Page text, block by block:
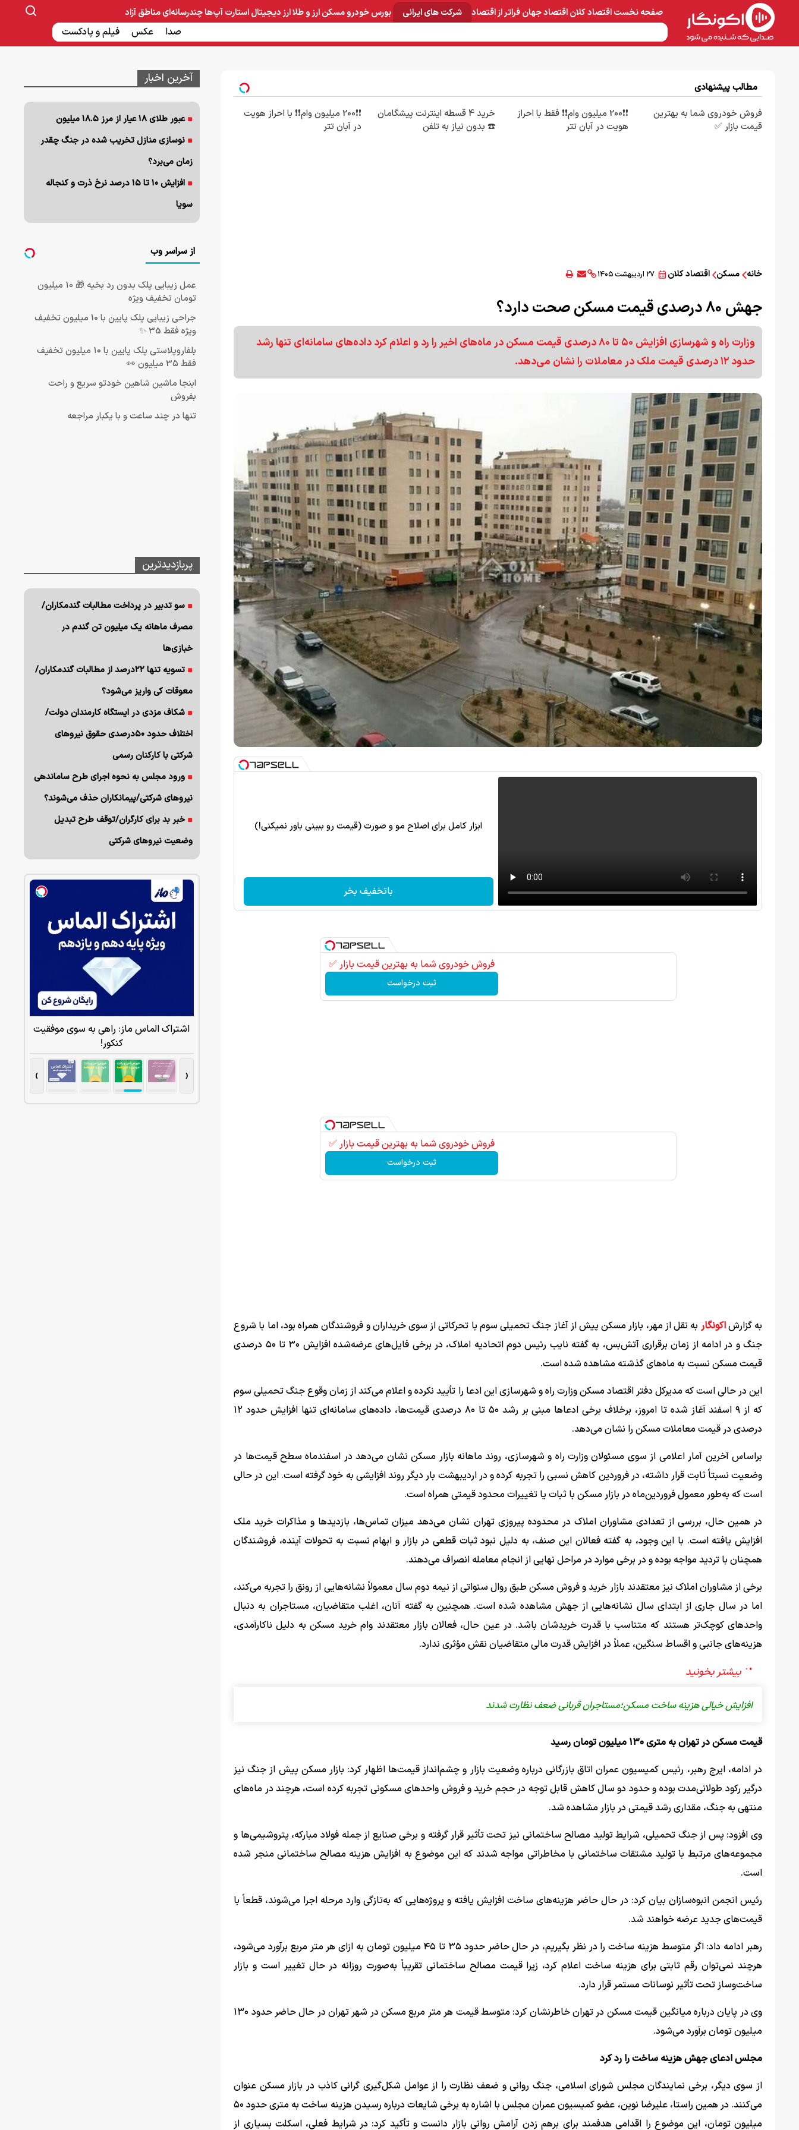
صفحه نخستاقتصاد کلاناقتصاد جهانفراتر از اقتصاد شرکت های ایرانی
صنایع غذایی و دارویی ساخت و ساز بانک و بیمه
بورسخودرومسکنارز و طلاارز دیجیتالاستارت آپ‌هاچندرسانه‌ای
صدا عکس فیلم و پادکست
مناطق آزاد
مطالب پیشنهادی
فروش خودروی شما به بهترین
قیمت بازار ✅
❗❗200 میلیون وام❗❗ فقط با احراز
هویت در آبان تتر
خرید 4 قسطه اینترنت پیشگامان
☎️ بدون نیاز به تلفن
❗❗200 میلیون وام❗❗ با احراز هویت
در آبان تتر
خانه مسکن اقتصاد کلان ۲۷ اردیبهشت ۱۴۰۵
جهش ۸۰ درصدی قیمت مسکن صحت دارد؟
وزارت راه و شهرسازی افزایش ۵۰ تا ۸۰ درصدی قیمت مسکن در ماه‌های اخیر را رد و اعلام کرد داده‌های سامانه‌ای تنها رشد
حدود ۱۲ درصدی قیمت ملک در معاملات را نشان می‌دهد.
ابزار کامل برای اصلاح مو و صورت (قیمت رو ببینی باور نمیکنی!)
باتخفیف بخر
فروش خودروی شما به بهترین قیمت بازار ✅
ثبت درخواست
فروش خودروی شما به بهترین قیمت بازار ✅
ثبت درخواست
به گزارشاکونگار به نقل از مهر، بازار مسکن پیش از آغاز جنگ تحمیلی سوم با تحرکاتی از سوی خریداران و فروشندگان همراه بود، اما با شروع
جنگ و در ادامه از زمان برقراری آتش‌بس، به گفته نایب رئیس دوم اتحادیه املاک، در برخی فایل‌های عرضه‌شده افزایش ۳۰ تا ۵۰ درصدی
قیمت مسکن نسبت به ماه‌های گذشته مشاهده شده است.
این در حالی است که مدیرکل دفتر اقتصاد مسکن وزارت راه و شهرسازی این ادعا را تأیید نکرده و اعلام می‌کند از زمان وقوع جنگ تحمیلی سوم
که از ۹ اسفند آغاز شده تا امروز، برخلاف برخی ادعاها مبنی بر رشد ۵۰ تا ۸۰ درصدی قیمت‌ها، داده‌های سامانه‌ای تنها افزایش حدود ۱۲
درصدی در قیمت معاملات مسکن را نشان می‌دهد.
براساس آخرین آمار اعلامی از سوی مسئولان وزارت راه و شهرسازی، روند ماهانه بازار مسکن نشان می‌دهد در اسفندماه سطح قیمت‌ها در
وضعیت نسبتاً ثابت قرار داشته، در فروردین کاهش نسبی را تجربه کرده و در اردیبهشت بار دیگر روند افزایشی به خود گرفته است. این در حالی
است که به‌طور معمول فروردین‌ماه در بازار مسکن با ثبات یا تغییرات محدود قیمتی همراه است.
در همین حال، بررسی از تعدادی مشاوران املاک در محدوده پیروزی تهران نشان می‌دهد میزان تماس‌ها، بازدیدها و مذاکرات خرید ملک
افزایش یافته است. با این وجود، به گفته فعالان این صنف، به دلیل نبود ثبات قطعی در بازار و ابهام نسبت به تحولات آینده، فروشندگان
همچنان با تردید مواجه بوده و در برخی موارد در مراحل نهایی از انجام معامله انصراف می‌دهند.
برخی از مشاوران املاک نیز معتقدند بازار خرید و فروش مسکن طبق روال سنواتی از نیمه دوم سال معمولاً نشانه‌هایی از رونق را تجربه می‌کند،
اما در سال جاری از ابتدای سال نشانه‌هایی از جهش مشاهده شده است. همچنین به گفته آنان، اغلب متقاضیان، مستاجران به دنبال
واحدهای کوچک‌تر هستند که متناسب با قدرت خریدشان باشد. در عین حال، فعالان بازار معتقدند وام خرید مسکن به دلیل ناکارآمدی،
هزینه‌های جانبی و اقساط سنگین، عملاً در افزایش قدرت مالی متقاضیان نقش مؤثری ندارد.
افزایش خیالی هزینه ساخت مسکن؛مستاجران قربانی ضعف نظارت شدند
قیمت مسکن در تهران به متری ۱۳۰ میلیون تومان رسید
در ادامه، ایرج رهبر، رئیس کمیسیون عمران اتاق بازرگانی درباره وضعیت بازار و چشم‌انداز قیمت‌ها اظهار کرد: بازار مسکن پیش از جنگ نیز
درگیر رکود طولانی‌مدت بوده و حدود دو سال کاهش قابل توجه در حجم خرید و فروش واحدهای مسکونی تجربه کرده است، هرچند در ماه‌های
منتهی به جنگ، مقداری رشد قیمتی در بازار مشاهده شد.
وی افزود: پس از جنگ تحمیلی، شرایط تولید مصالح ساختمانی نیز تحت تأثیر قرار گرفته و برخی صنایع از جمله فولاد مبارکه، پتروشیمی‌ها و
مجموعه‌های مرتبط با تولید مشتقات ساختمانی با مخاطراتی مواجه شدند که این موضوع به افزایش هزینه مصالح ساختمانی منجر شده
است.
رئیس انجمن انبوه‌سازان بیان کرد: در حال حاضر هزینه‌های ساخت افزایش یافته و پروژه‌هایی که به‌تازگی وارد مرحله اجرا می‌شوند، قطعاً با
قیمت‌های جدید عرضه خواهند شد.
رهبر ادامه داد: اگر متوسط هزینه ساخت را در نظر بگیریم، در حال حاضر حدود ۳۵ تا ۴۵ میلیون تومان به ازای هر متر مربع برآورد می‌شود،
هرچند نمی‌توان رقم ثابتی برای هزینه ساخت اعلام کرد، زیرا قیمت مصالح ساختمانی تقریباً به‌صورت روزانه در حال تغییر است و بازار
ساخت‌وساز تحت تأثیر نوسانات مستمر قرار دارد.
وی در پایان درباره میانگین قیمت مسکن در تهران خاطرنشان کرد: متوسط قیمت هر متر مربع مسکن در شهر تهران در حال حاضر حدود ۱۳۰
میلیون تومان برآورد می‌شود.
مجلس ادعای جهش هزینه ساخت را رد کرد
از سوی دیگر، برخی نمایندگان مجلس شورای اسلامی، جنگ روانی و ضعف نظارت را از عوامل شکل‌گیری گرانی کاذب در بازار مسکن عنوان
می‌کنند. در همین راستا، علیرضا نوین، عضو کمیسیون عمران مجلس با اشاره به برخی شایعات درباره رسیدن هزینه ساخت به متری حدود ۵۰
میلیون تومان، این موضوع را اقدامی هدفمند برای برهم زدن آرامش روانی بازار دانست و تأکید کرد: در شرایط فعلی، اسکلت بسیاری از
آخرین اخبار
عبور طلای ۱۸ عیار از مرز ۱۸.۵ میلیون
نوسازی منازل تخریب شده در جنگ چقدر
زمان می‌برد؟
افزایش ۱۰ تا ۱۵ درصد نرخ ذرت و کنجاله
سویا
از سراسر وب
عمل زیبایی پلک بدون رد بخیه 🎁 ۱۰ میلیون
تومان تخفیف ویژه
جراحی زیبایی پلک پایین با 10 میلیون تخفیف
ویژه فقط 35 ✨
بلفاروپلاستی پلک پایین با ۱۰ میلیون تخفیف
فقط 3۵ میلیون 👀
ابنجا ماشین شاهین خودتو سریع و راحت
بفروش
تنها در چند ساعت و با یکبار مراجعه
پربازدیدترین
سو تدبیر در پرداخت مطالبات گندمکاران/
مصرف ماهانه یک میلیون تن گندم در
خبازی‌ها
تسویه تنها ۲۲درصد از مطالبات گندمکاران/
معوقات کی واریز می‌شود؟
شکاف مزدی در ایستگاه کارمندان دولت/
اختلاف حدود ۵۰درصدی حقوق نیروهای
شرکتی با کارکنان رسمی
ورود مجلس به نحوه اجرای طرح ساماندهی
نیروهای شرکتی/پیمانکاران حذف می‌شوند؟
خبر بد برای کارگران/توقف طرح تبدیل
وضعیت نیروهای شرکتی
اشتراک الماس ماز: راهی به سوی موفقیت
کنکور!
‹
›